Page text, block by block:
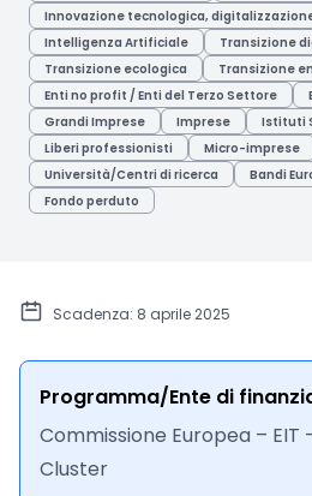
Innovazione tecnologica,
Intelligenza Artificiale
Transizione
Transizione ecologica
Transizione
Enti no profit / Enti del Terzo Settore
Grandi Imprese
Imprese
Istituti
Liberi professionisti
Micro-imprese
Università/Centri di ricerca
Bandi
Fondo perduto
Scadenza: 8 aprile 2025
Programma/Ente di
Commissione Europea – EIT
Cluster